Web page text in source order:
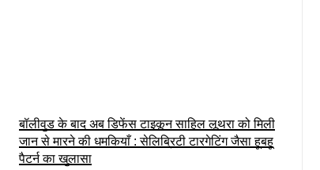
बॉलीवुड के बाद अब डिफेंस टाइकून साहिल लूथरा को मिली
जान से मारने की धमकियाँ : सेलिब्रिटी टारगेटिंग जैसा हूबहू
पैटर्न का खुलासा